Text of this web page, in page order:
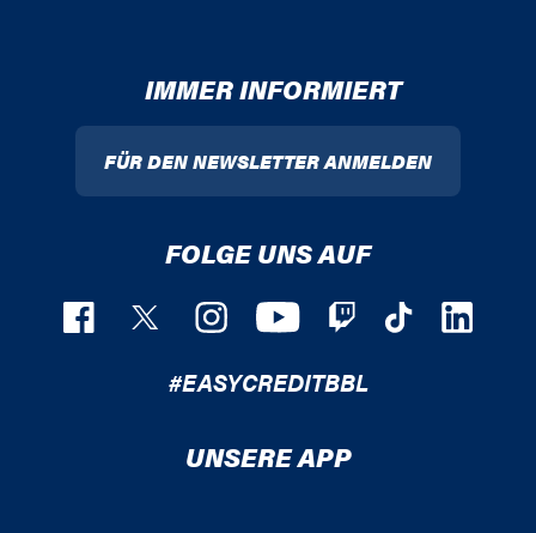
IMMER INFORMIERT
FÜR DEN NEWSLETTER ANMELDEN
FOLGE UNS AUF
#EASYCREDITBBL
UNSERE APP